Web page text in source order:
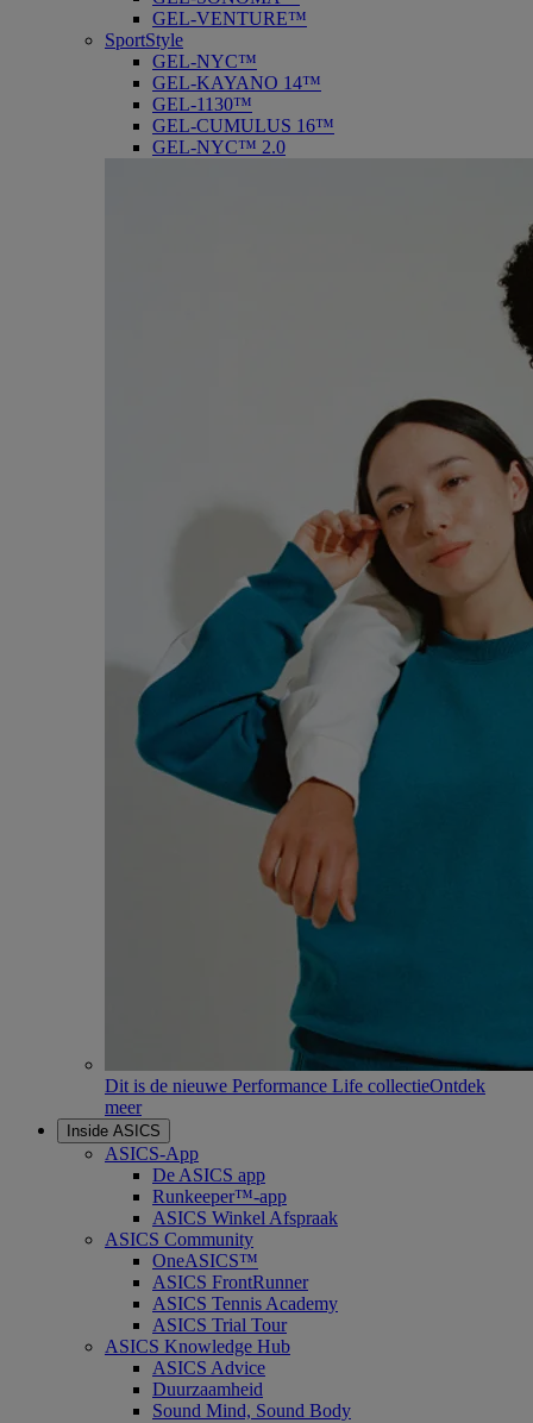
GEL-VENTURE™
SportStyle
GEL-NYC™
GEL-KAYANO 14™
GEL-1130™
GEL-CUMULUS 16™
GEL-NYC™ 2.0
Dit is de nieuwe Performance Life collectieOntdek
meer
Inside ASICS
ASICS-App
De ASICS app
Runkeeper™-app
ASICS Winkel Afspraak
ASICS Community
OneASICS™
ASICS FrontRunner
ASICS Tennis Academy
ASICS Trial Tour
ASICS Knowledge Hub
ASICS Advice
Duurzaamheid
Sound Mind, Sound Body